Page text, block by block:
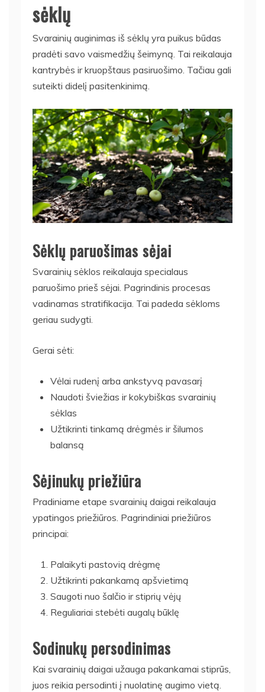
sėklų
Svarainių auginimas iš sėklų yra puikus būdas
pradėti savo vaismedžių šeimyną. Tai reikalauja
kantrybės ir kruopštaus pasiruošimo. Tačiau gali
suteikti didelį pasitenkinimą.
Sėklų paruošimas sėjai
Svarainių sėklos reikalauja specialaus
paruošimo prieš sėjai. Pagrindinis procesas
vadinamas stratifikacija. Tai padeda sėkloms
geriau sudygti.
Gerai sėti:
Vėlai rudenį arba ankstyvą pavasarį
Naudoti šviežias ir kokybiškas svarainių
sėklas
Užtikrinti tinkamą drėgmės ir šilumos
balansą
Sėjinukų priežiūra
Pradiniame etape svarainių daigai reikalauja
ypatingos priežiūros. Pagrindiniai priežiūros
principai:
Palaikyti pastovią drėgmę
Užtikrinti pakankamą apšvietimą
Saugoti nuo šalčio ir stiprių vėjų
Reguliariai stebėti augalų būklę
Sodinukų persodinimas
Kai svarainių daigai užauga pakankamai stiprūs,
juos reikia persodinti į nuolatinę augimo vietą.